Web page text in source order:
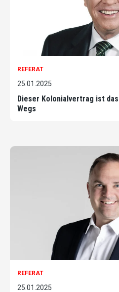
REFERAT
25.01.2025
Dieser Kolonialvertrag ist
Wegs
REFERAT
25.01.2025